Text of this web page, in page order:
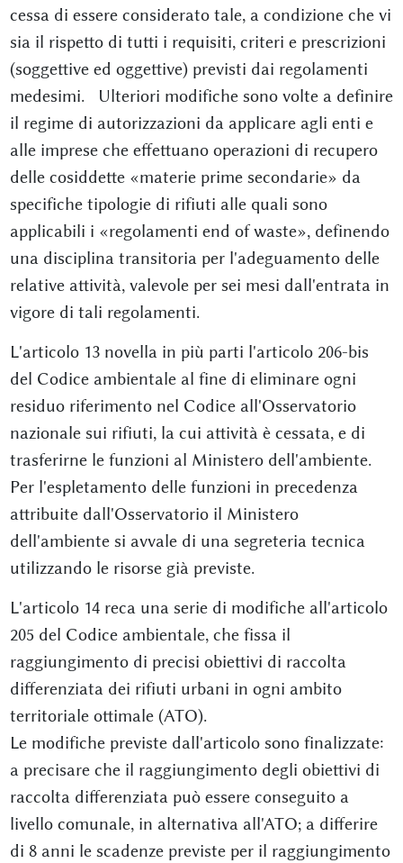
cessa di essere considerato tale, a condizione che vi
sia il rispetto di tutti i requisiti, criteri e prescrizioni
(soggettive ed oggettive) previsti dai regolamenti
medesimi. Ulteriori modifiche sono volte a definire
il regime di autorizzazioni da applicare agli enti e
alle imprese che effettuano operazioni di recupero
delle cosiddette «materie prime secondarie» da
specifiche tipologie di rifiuti alle quali sono
applicabili i «regolamenti end of waste», definendo
una disciplina transitoria per l'adeguamento delle
relative attività, valevole per sei mesi dall'entrata in
vigore di tali regolamenti.
L'articolo 13 novella in più parti l'articolo 206-bis
del Codice ambientale al fine di eliminare ogni
residuo riferimento nel Codice all'Osservatorio
nazionale sui rifiuti, la cui attività è cessata, e di
trasferirne le funzioni al Ministero dell'ambiente.
Per l'espletamento delle funzioni in precedenza
attribuite dall'Osservatorio il Ministero
dell'ambiente si avvale di una segreteria tecnica
utilizzando le risorse già previste.
L'articolo 14 reca una serie di modifiche all'articolo
205 del Codice ambientale, che fissa il
raggiungimento di precisi obiettivi di raccolta
differenziata dei rifiuti urbani in ogni ambito
territoriale ottimale (ATO).
Le modifiche previste dall'articolo sono finalizzate:
a precisare che il raggiungimento degli obiettivi di
raccolta differenziata può essere conseguito a
livello comunale, in alternativa all'ATO; a differire
di 8 anni le scadenze previste per il raggiungimento